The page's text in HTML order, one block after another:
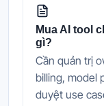
Mua AI tool
gì?
Cần quản trị
billing, model
duyệt use